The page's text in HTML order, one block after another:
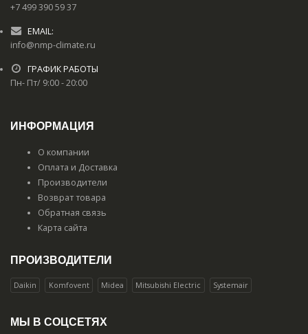
+7 499 390 59 37
EMAIL:
info@nmp-climate.ru
ГРАФИК РАБОТЫ
Пн- Пт/ 9:00 - 20:00
ИНФОРМАЦИЯ
О компании
Оплата и Доставка
Производители
Возврат товара
Обратная связь
Карта сайта
ПРОИЗВОДИТЕЛИ
Daikin Komfovent Midea Mitsubishi Electric Systemair
МЫ В СОЦСЕТЯХ